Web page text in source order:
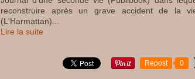
reconstruire après un grave accident de la
(L'Harmattan)...
Lire la suite
Repost 0